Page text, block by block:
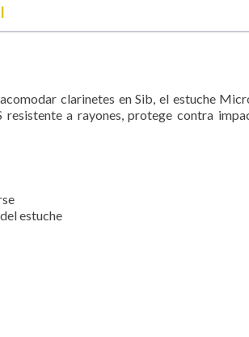
clarinetes en Sib, el estuche
a rayones, protege contra
estuche